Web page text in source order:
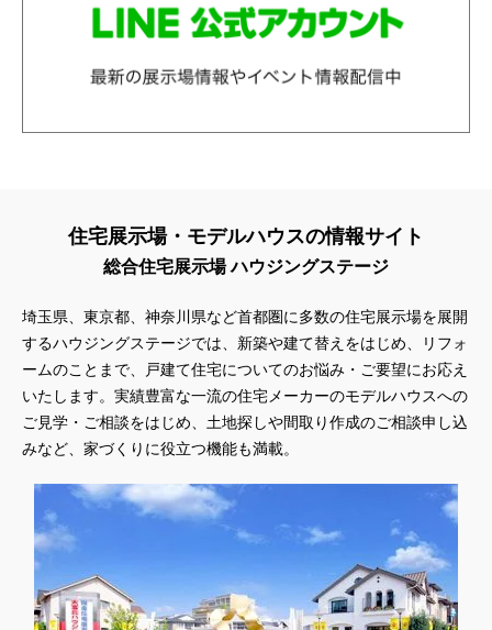
住宅展示場・モデルハウスの情報サイト
総合住宅展示場 ハウジングステージ
埼玉県、東京都、神奈川県など首都圏に多数の住宅展示場を展開
するハウジングステージでは、新築や建て替えをはじめ、リフォ
ームのことまで、戸建て住宅についてのお悩み・ご要望にお応え
いたします。実績豊富な一流の住宅メーカーのモデルハウスへの
ご見学・ご相談をはじめ、土地探しや間取り作成のご相談申し込
みなど、家づくりに役立つ機能も満載。